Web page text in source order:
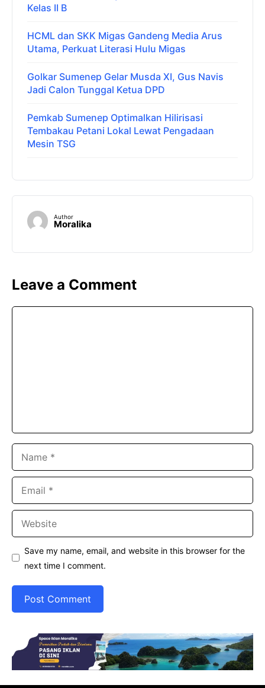
Kelas II B
HCML dan SKK Migas Gandeng Media Arus
Utama, Perkuat Literasi Hulu Migas
Golkar Sumenep Gelar Musda XI, Gus Navis
Jadi Calon Tunggal Ketua DPD
Pemkab Sumenep Optimalkan Hilirisasi
Tembakau Petani Lokal Lewat Pengadaan
Mesin TSG
Author
Moralika
Leave a Comment
Save my name, email, and website in this browser for the
next time I comment.